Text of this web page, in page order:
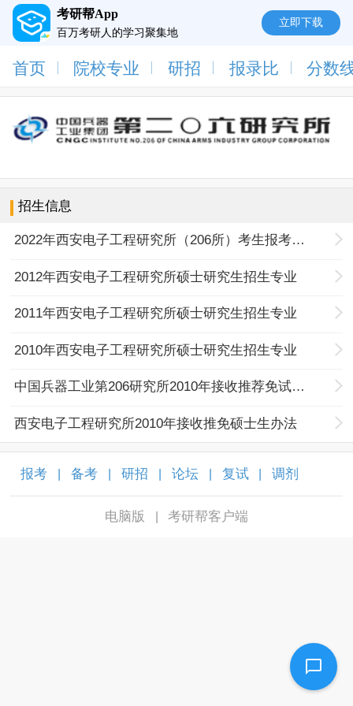
考研帮App
百万考研人的学习聚集地
立即下载
首页 院校专业 研招 报录比 分数
招生信息
2022年西安电子工程研究所（206所）考生报考须知
2012年西安电子工程研究所硕士研究生招生专业
2011年西安电子工程研究所硕士研究生招生专业
2010年西安电子工程研究所硕士研究生招生专业
中国兵器工业第206研究所2010年接收推荐免试硕士研究生简章
西安电子工程研究所2010年接收推免硕士生办法
报考 备考 研招 论坛 复试 调剂
电脑版 考研帮客户端